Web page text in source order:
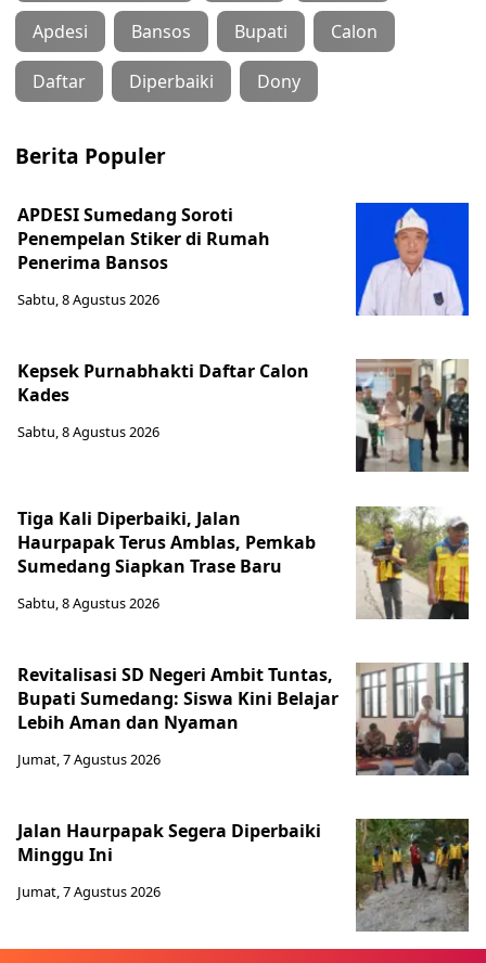
Apdesi Bansos Bupati Calon
Daftar Diperbaiki Dony
Berita Populer
APDESI Sumedang Soroti
Penempelan Stiker di Rumah
Penerima Bansos
Sabtu, 8 Agustus 2026
Kepsek Purnabhakti Daftar Calon
Kades
Sabtu, 8 Agustus 2026
Tiga Kali Diperbaiki, Jalan
Haurpapak Terus Amblas, Pemkab
Sumedang Siapkan Trase Baru
Sabtu, 8 Agustus 2026
Revitalisasi SD Negeri Ambit Tuntas,
Bupati Sumedang: Siswa Kini Belajar
Lebih Aman dan Nyaman
Jumat, 7 Agustus 2026
Jalan Haurpapak Segera Diperbaiki
Minggu Ini
Jumat, 7 Agustus 2026